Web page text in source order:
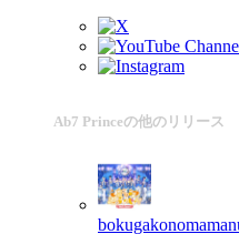
Ab7 Princeの他のリリース